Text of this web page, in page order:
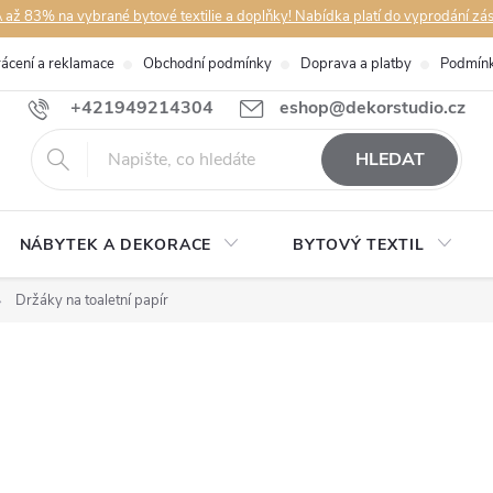
až 83% na vybrané bytové textilie a doplňky! Nabídka platí do vyprodání
+421949214304 eshop@dekorstudio.cz
a reklamace Obchodní podmínky Doprava a platby
HLEDAT
NÁBYTEK A DEKORACE BYTOVÝ TEXTIL
Držáky na toaletní papír